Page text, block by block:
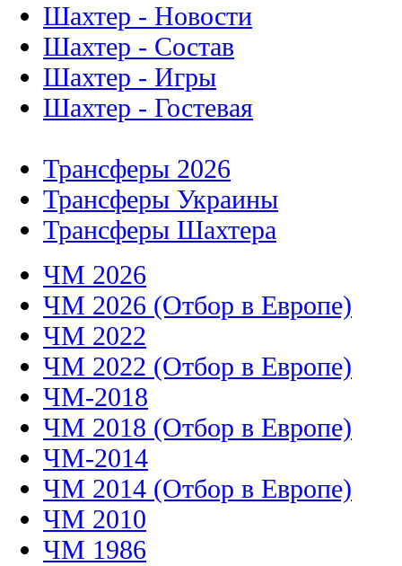
Шахтер - Новости
Шахтер - Состав
Шахтер - Игры
Шахтер - Гостевая
Трансферы 2026
Трансферы Украины
Трансферы Шахтера
ЧМ 2026
ЧМ 2026 (Отбор в Европе)
ЧМ 2022
ЧМ 2022 (Отбор в Европе)
ЧМ-2018
ЧМ 2018 (Отбор в Европе)
ЧМ-2014
ЧМ 2014 (Отбор в Европе)
ЧМ 2010
ЧМ 1986